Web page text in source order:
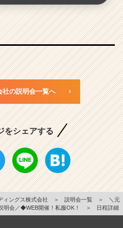
社の説明会一覧へ
をシェアする
ィングス株式会社 ＞ 説明会一覧 ＞
＼元
明会／◆WEB開催！私服OK！
＞ 日程詳細